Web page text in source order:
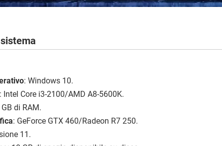
: Windows 10.
: Intel Core i3-2100/AMD A8-5600K.
GB di RAM.
: GeForce GTX 460/Radeon R7 250.
11.